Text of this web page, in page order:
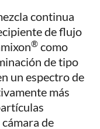
continua
de flujo
® como
de tipo
un espectro de
más
de